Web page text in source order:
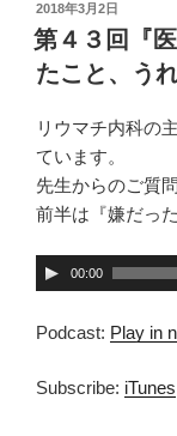
投
稿
日:
2018年3月2日
第４３回『
たこと、う
リウマチ内科の
ています。
先生からのご質
前半は『嫌だっ
音
声
プ
ー
00:00
Podcast: Play in
Subscribe: iTunes